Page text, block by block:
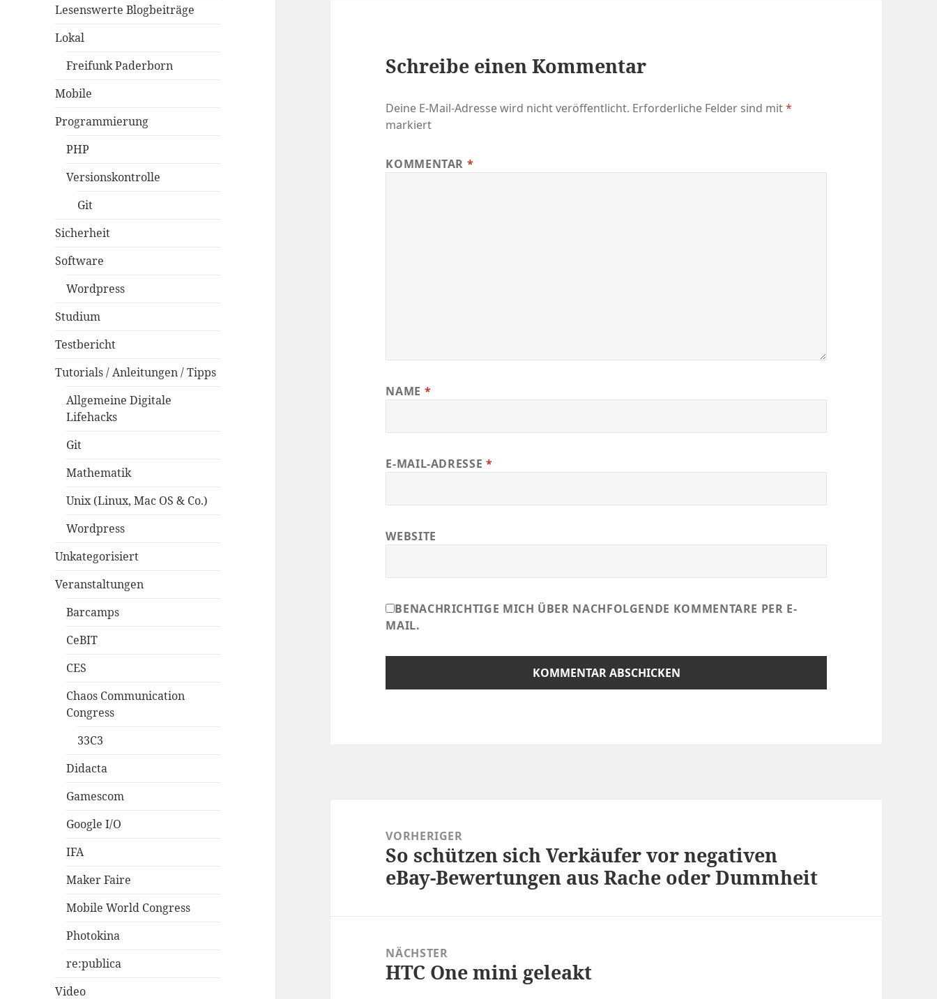
Lesenswerte Blogbeiträge
Lokal
Freifunk Paderborn
Mobile
Programmierung
PHP
Versionskontrolle
Git
Sicherheit
Software
Wordpress
Studium
Testbericht
Tutorials / Anleitungen / Tipps
Allgemeine Digitale
Lifehacks
Git
Mathematik
Unix (Linux, Mac OS & Co.)
Wordpress
Unkategorisiert
Veranstaltungen
Barcamps
CeBIT
CES
Chaos Communication
Congress
33C3
Didacta
Gamescom
Google I/O
IFA
Maker Faire
Mobile World Congress
Photokina
re:publica
Video
Schreibe einen Kommentar
Deine E-Mail-Adresse wird nicht veröffentlicht. Erforderliche Felder sind mit*
markiert
KOMMENTAR *
NAME *
E-MAIL-ADRESSE *
WEBSITE
BENACHRICHTIGE MICH ÜBER NACHFOLGENDE KOMMENTARE PER E-
MAIL.
VORHERIGER
Vorheriger
Beitrag:
So schützen sich Verkäufer vor negativen
eBay-Bewertungen aus Rache oder Dummheit
NÄCHSTER
Nächster
HTC One mini geleakt